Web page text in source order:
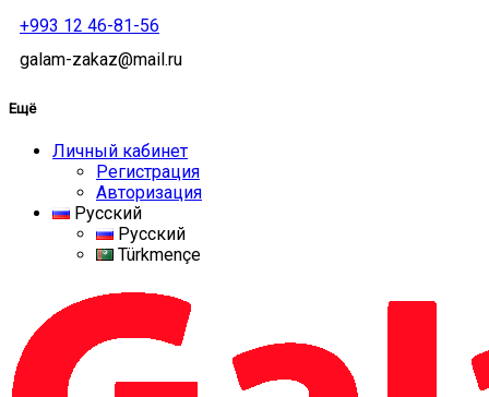
+993 12 46-81-56
galam-zakaz@mail.ru
Ещё
Личный кабинет
Регистрация
Авторизация
Русский
Русский
Türkmençe